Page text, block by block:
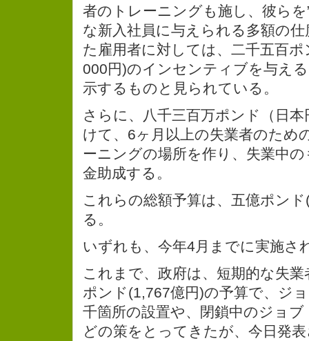
者のトレーニングも施し、彼らを
な新入社員に与えられる多額の
た雇用者に対しては、二千五百
000円)のインセンティブを与え
示するものと見られている。
さらに、八千三百万ポンド（日
けて、6ヶ月以上の失業者のため
ーニングの場所を作り、失業中
金助成する。
これらの総額予算は、五億ポン
る。
いずれも、今年4月までに実施さ
これまで、政府は、短期的な失
ポンド(1,767億円)の予算で、ジ
千箇所の設置や、閉鎖中のジョ
どの策をとってきたが、今日発